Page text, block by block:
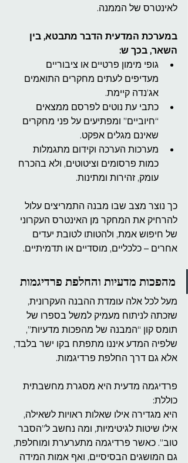
לאינטרס של הממנה.
במערכת המדעית הדבר מתבטא, בין
השאר, בכך ש:
גופי מימון פרטיים או ציבוריים
מעדיפים לעתים מחקרים התואמים
אג’נדה קיימת.
כתבי עת נוטים לפרסם ממצאים
“חיוביים” ומפתיעים על פני מחקרים
שאינם מגלים אפקט.
מערכות הערכה וקידום מתגמלות
כמות פרסומים וציטוטים, ולא בהכרח
עומק, זהירות ומתינות.
כך נוצר מצב שבו מבנה התמריצים עלול
להרחיק את המחקר מן האינטרס העקרוני
של חיפוש אמת, ולהטותו לטובת יעדים
אחרים – כלכליים, מוסדיים או תדמיתיים.
מהפכות מדעיות והחלפת פרדיגמות
מעל לכל אלה עומדת ההבנה העקרונית,
שזכתה לניתוח מעמיק למשל בספרו של
תומס קון “המבנה של מהפכות מדעיות”,
שלפיה המדע איננו מתפתח בקו ישר בלבד,
אלא גם דרך החלפת פרדיגמות.
פרדיגמה מדעית היא מסגרת מחשבתית
כוללת:
היא מגדירה אילו שאלות ראויות לשאילה,
אילו שיטות לגיטימיות, ומה נחשב ל”הסבר
טוב”. כאשר פרדיגמה מתערערת ומוחלפת,
גם המושגים הבסיסיים, ואף אמות המידה